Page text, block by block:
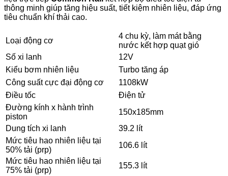
thông minh giúp tăng hiệu suất, tiết kiệm nhiên liệu, đáp ứng
tiêu chuẩn khí thải cao.
Loại động cơ
4 chu kỳ, làm mát bằng
nước kết hợp quạt gió
Số xi lanh
12V
Kiểu bơm nhiên liệu
Turbo tăng áp
Công suất cực đại động cơ
1108kW
Điều tốc
Điện tử
Đường kính x hành trình
piston
150x185mm
Dung tích xi lanh
39.2 lít
Mức tiêu hao nhiên liệu tại
50% tải (prp)
106.6 lít
Mức tiêu hao nhiên liệu tại
75% tải (prp)
155.3 lít